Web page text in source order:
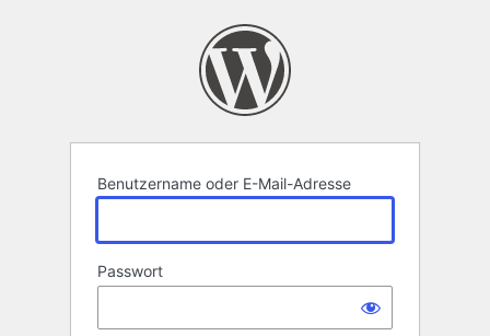
Benutzername oder E-Mail-Adresse
Passwort